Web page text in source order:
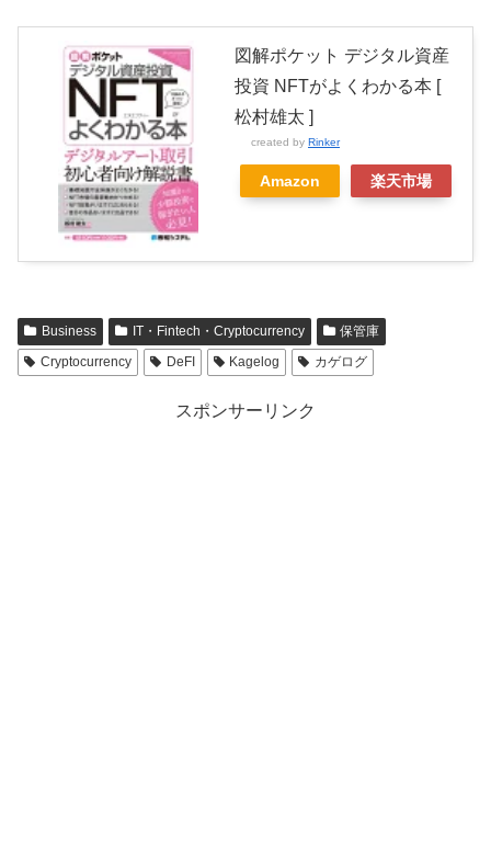
図解ポケット デジタル資産
投資 NFTがよくわかる本 [
松村雄太 ]
created by Rinker
Amazon 楽天市場
Business IT・Fintech・Cryptocurrency
保管庫
Cryptocurrency
DeFI Kagelog カゲログ
スポンサーリンク